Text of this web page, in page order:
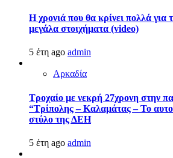
Η χρονιά που θα κρίνει πολλά
μεγάλα στοιχήματα (video)
5 έτη ago admin
Αρκαδία
Τροχαίο με νεκρή 27χρονη στην
“Τρίπολης – Καλαμάτας – Το
στύλο της ΔΕΗ
5 έτη ago admin